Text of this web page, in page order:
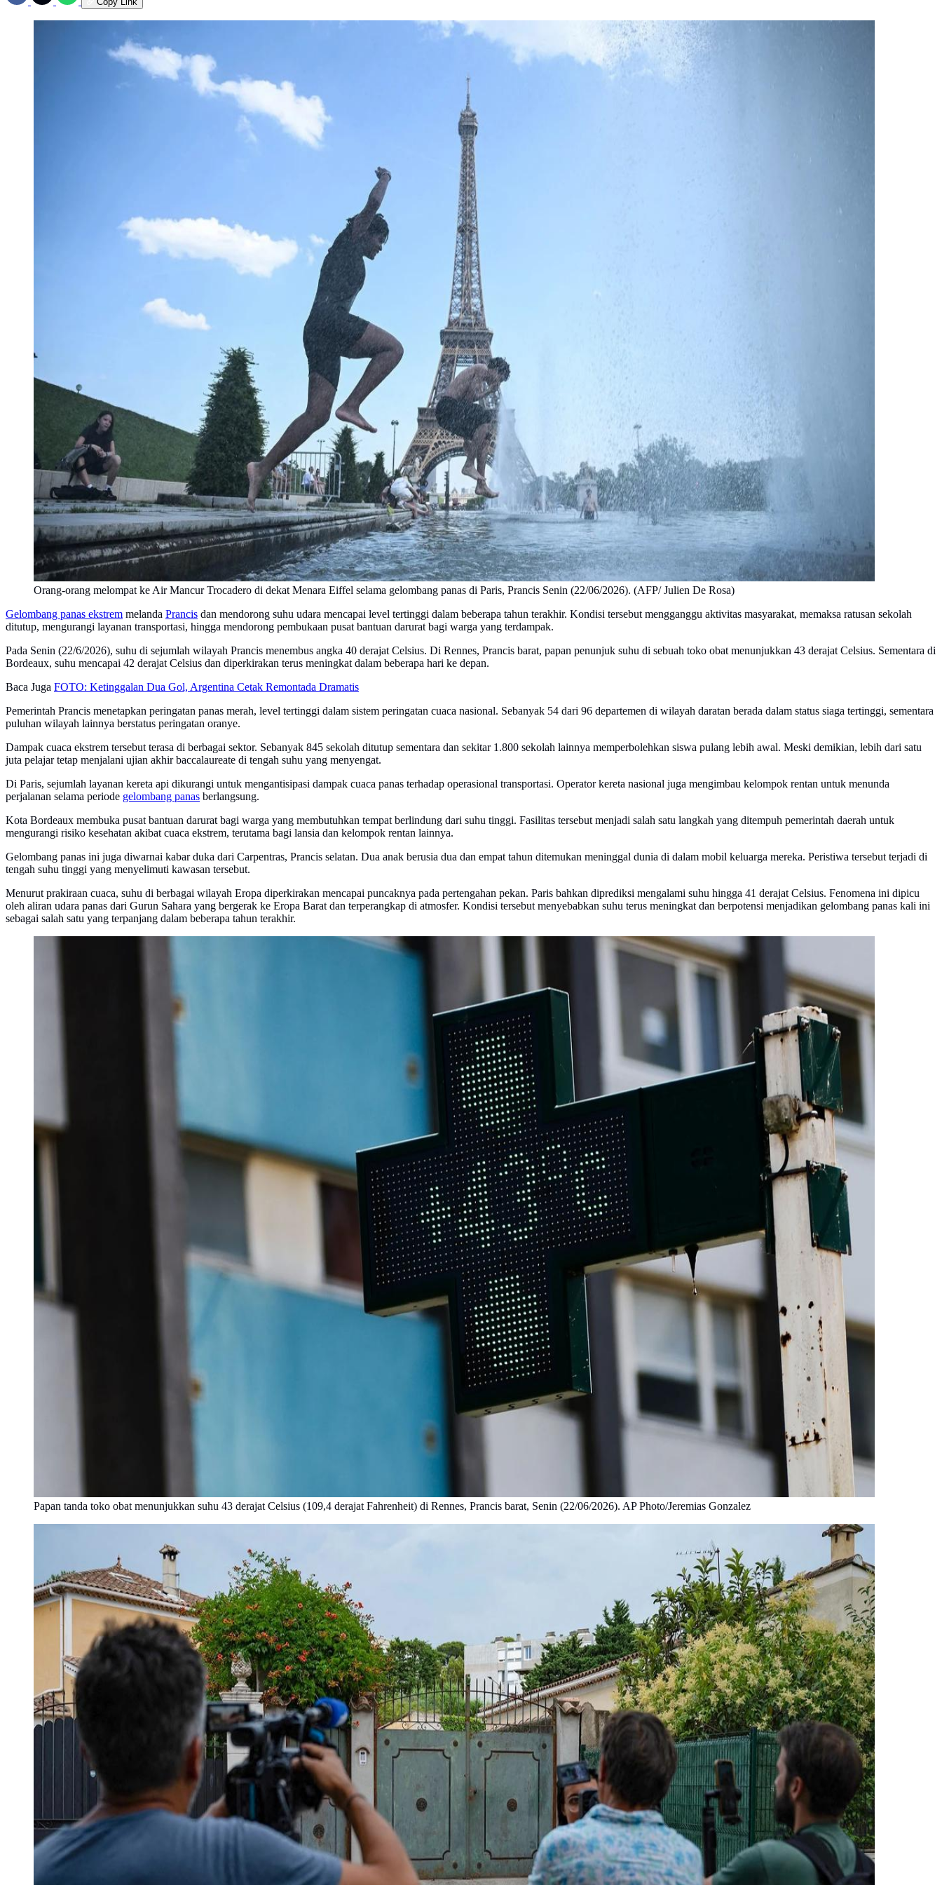
Orang-orang melompat ke Air Mancur Trocadero di dekat Menara Eiffel selama gelombang panas di Paris, Prancis Senin (22/06/2026). (AFP/ Julien De Rosa)
Gelombang panas ekstrem melanda Prancis dan mendorong suhu udara mencapai level tertinggi dalam beberapa tahun terakhir. Kondisi tersebut mengganggu aktivitas masyarakat, memaksa ratusan sekolah
ditutup, mengurangi layanan transportasi, hingga mendorong pembukaan pusat bantuan darurat bagi warga yang terdampak.
Pada Senin (22/6/2026), suhu di sejumlah wilayah Prancis menembus angka 40 derajat Celsius. Di Rennes, Prancis barat, papan penunjuk suhu di sebuah toko obat menunjukkan 43 derajat Celsius. Sementara di
Bordeaux, suhu mencapai 42 derajat Celsius dan diperkirakan terus meningkat dalam beberapa hari ke depan.
Baca Juga FOTO: Ketinggalan Dua Gol, Argentina Cetak Remontada Dramatis
Pemerintah Prancis menetapkan peringatan panas merah, level tertinggi dalam sistem peringatan cuaca nasional. Sebanyak 54 dari 96 departemen di wilayah daratan berada dalam status siaga tertinggi, sementara
puluhan wilayah lainnya berstatus peringatan oranye.
Dampak cuaca ekstrem tersebut terasa di berbagai sektor. Sebanyak 845 sekolah ditutup sementara dan sekitar 1.800 sekolah lainnya memperbolehkan siswa pulang lebih awal. Meski demikian, lebih dari satu
juta pelajar tetap menjalani ujian akhir baccalaureate di tengah suhu yang menyengat.
Di Paris, sejumlah layanan kereta api dikurangi untuk mengantisipasi dampak cuaca panas terhadap operasional transportasi. Operator kereta nasional juga mengimbau kelompok rentan untuk menunda
perjalanan selama periode gelombang panas berlangsung.
Kota Bordeaux membuka pusat bantuan darurat bagi warga yang membutuhkan tempat berlindung dari suhu tinggi. Fasilitas tersebut menjadi salah satu langkah yang ditempuh pemerintah daerah untuk
mengurangi risiko kesehatan akibat cuaca ekstrem, terutama bagi lansia dan kelompok rentan lainnya.
Gelombang panas ini juga diwarnai kabar duka dari Carpentras, Prancis selatan. Dua anak berusia dua dan empat tahun ditemukan meninggal dunia di dalam mobil keluarga mereka. Peristiwa tersebut terjadi di
tengah suhu tinggi yang menyelimuti kawasan tersebut.
Menurut prakiraan cuaca, suhu di berbagai wilayah Eropa diperkirakan mencapai puncaknya pada pertengahan pekan. Paris bahkan diprediksi mengalami suhu hingga 41 derajat Celsius. Fenomena ini dipicu
oleh aliran udara panas dari Gurun Sahara yang bergerak ke Eropa Barat dan terperangkap di atmosfer. Kondisi tersebut menyebabkan suhu terus meningkat dan berpotensi menjadikan gelombang panas kali ini
sebagai salah satu yang terpanjang dalam beberapa tahun terakhir.
Papan tanda toko obat menunjukkan suhu 43 derajat Celsius (109,4 derajat Fahrenheit) di Rennes, Prancis barat, Senin (22/06/2026). AP Photo/Jeremias Gonzalez